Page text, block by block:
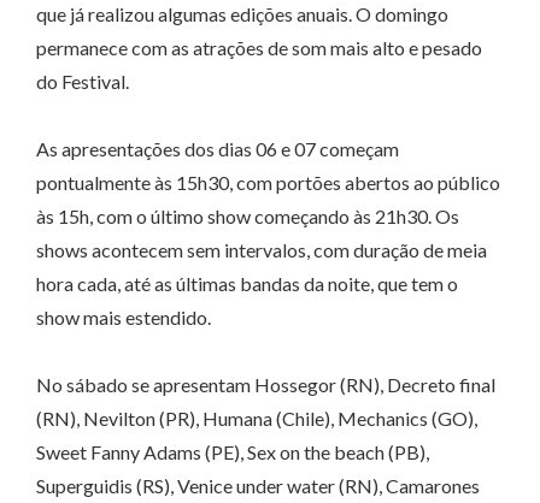
que já realizou algumas edições anuais. O domingo
permanece com as atrações de som mais alto e pesado
do Festival.
As apresentações dos dias 06 e 07 começam
pontualmente às 15h30, com portões abertos ao público
às 15h, com o último show começando às 21h30. Os
shows acontecem sem intervalos, com duração de meia
hora cada, até as últimas bandas da noite, que tem o
show mais estendido.
No sábado se apresentam Hossegor (RN), Decreto final
(RN), Nevilton (PR), Humana (Chile), Mechanics (GO),
Sweet Fanny Adams (PE), Sex on the beach (PB),
Superguidis (RS), Venice under water (RN), Camarones